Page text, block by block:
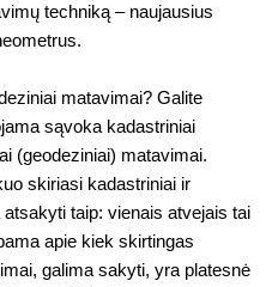
techniką – naujausius
matavimai? Galite
sąvoka kadastriniai
(geodeziniai) matavimai.
skiriasi kadastriniai ir
taip: vienais atvejais tai
apie kiek skirtingas
galima sakyti, yra platesnė